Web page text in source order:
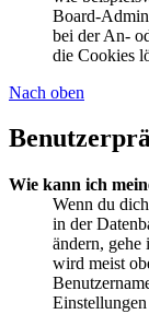
Board-
bei der An-
die Cookies
Nach oben
Wie kann ich
Wenn du
in der
ändern, gehe
wird meist